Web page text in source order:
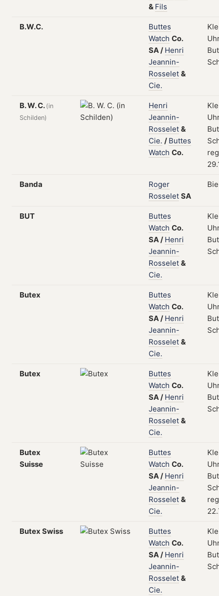
& Fils
B.W.C.
Buttes
Watch Co.
SA/ Henri
Jeannin-
Rosselet &
Cie.
B. W. C. (in
Schilden)
Henri
Jeannin-
Rosselet &
Cie. / Buttes
Watch Co.
Banda
Roger
Rosselet SA
BUT
Buttes
Watch Co.
SA/ Henri
Jeannin-
Rosselet &
Cie.
Butex
Buttes
Watch Co.
SA/ Henri
Jeannin-
Rosselet &
Cie.
Butex
Buttes
Watch Co.
SA/ Henri
Jeannin-
Rosselet &
Cie.
Butex
Suisse
Buttes
Watch Co.
SA/ Henri
Jeannin-
Rosselet &
Cie.
Butex Swiss
Buttes
Watch Co.
SA/ Henri
Jeannin-
Rosselet &
Cie.